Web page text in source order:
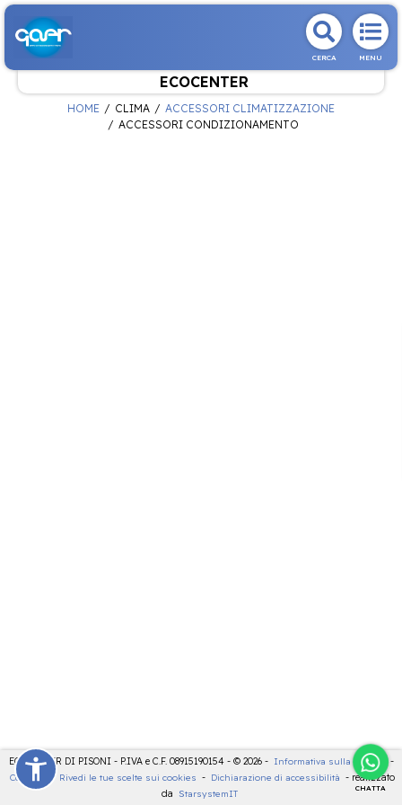
CERCA MENU
ECOCENTER
CHATTA
HOME CLIMA
ACCESSORI CLIMATIZZAZIONE
ACCESSORI CONDIZIONAMENTO
ECOCENTER DI PISONI - P.IVA e C.F. 08915190154 - © 2026 - Informativa sulla privacy
-
Cookies
- Rivedi le tue scelte sui cookies - Dichiarazione di accessibilità - realizzato
da
StarsystemIT